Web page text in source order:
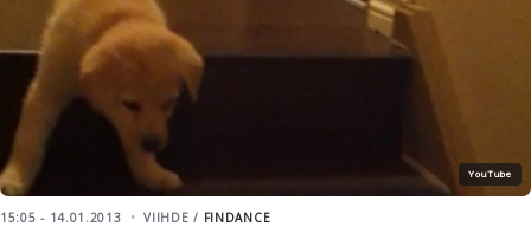
YouTube
15:05 - 14.01.2013 VIIHDE / FINDANCE